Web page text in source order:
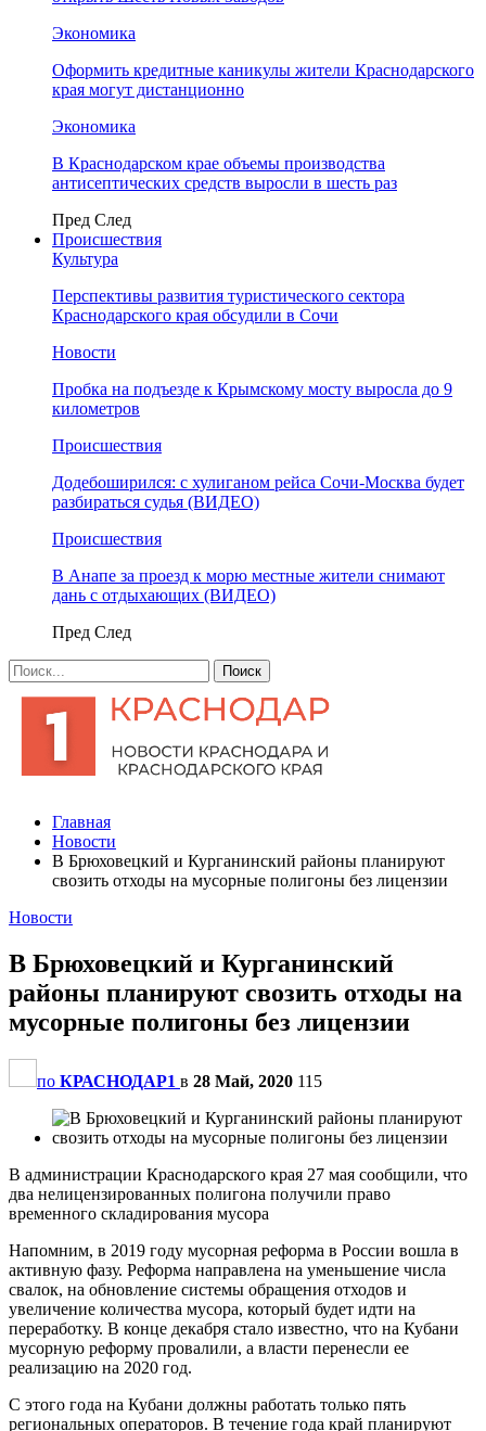
Экономика
Оформить кредитные каникулы жители Краснодарского
края могут дистанционно
Экономика
В Краснодарском крае объемы производства
антисептических средств выросли в шесть раз
Пред След
Происшествия
Культура
Перспективы развития туристического сектора
Краснодарского края обсудили в Сочи
Новости
Пробка на подъезде к Крымскому мосту выросла до 9
километров
Происшествия
Додебоширился: с хулиганом рейса Сочи-Москва будет
разбираться судья (ВИДЕО)
Происшествия
В Анапе за проезд к морю местные жители снимают
дань с отдыхающих (ВИДЕО)
Пред След
Главная
Новости
В Брюховецкий и Курганинский районы планируют
свозить отходы на мусорные полигоны без лицензии
Новости
В Брюховецкий и Курганинский
районы планируют свозить отходы на
мусорные полигоны без лицензии
по КРАСНОДАР1 в 28 Май, 2020 115
В администрации Краснодарского края 27 мая сообщили, что
два нелицензированных полигона получили право
временного складирования мусора
Напомним, в 2019 году мусорная реформа в России вошла в
активную фазу. Реформа направлена на уменьшение числа
свалок, на обновление системы обращения отходов и
увеличение количества мусора, который будет идти на
переработку. В конце декабря стало известно, что на Кубани
мусорную реформу провалили, а власти перенесли ее
реализацию на 2020 год.
С этого года на Кубани должны работать только пять
региональных операторов. В течение года край планируют